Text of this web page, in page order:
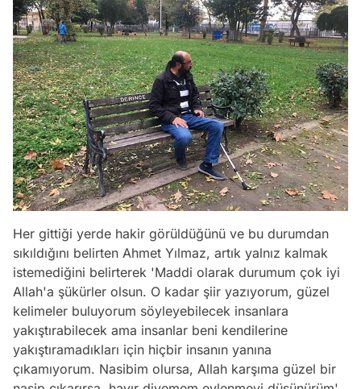
Her gittiği yerde hakir görüldüğünü ve bu durumdan
sıkıldığını belirten Ahmet Yılmaz, artık yalnız kalmak
istemediğini belirterek 'Maddi olarak durumum çok iyi
Allah'a şükürler olsun. O kadar şiir yazıyorum, güzel
kelimeler buluyorum söyleyebilecek insanlara
yakıştırabilecek ama insanlar beni kendilerine
yakıştıramadıkları için hiçbir insanın yanına
çıkamıyorum. Nasibim olursa, Allah karşıma güzel bir